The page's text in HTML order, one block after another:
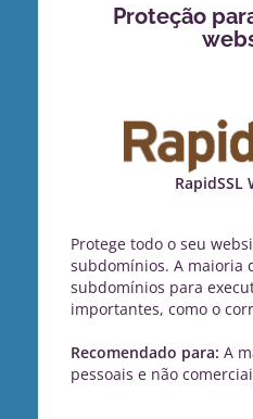
Proteção
RapidSSL
Protege todo o seu
subdomínios. A maioria
subdomínios para
importantes, como o
Recomendado para: A
pessoais e não